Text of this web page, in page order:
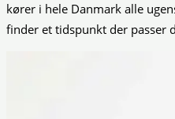
kører i hele Danmark alle
finder et tidspunkt der passer